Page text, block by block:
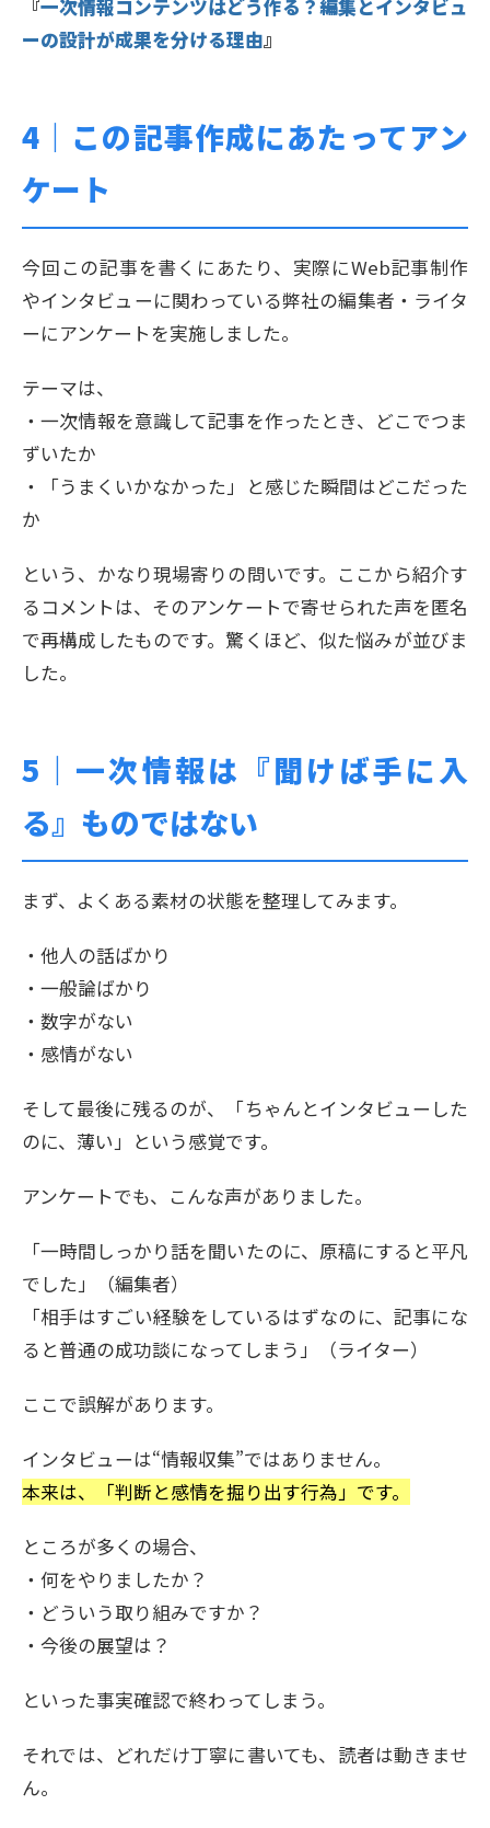
『一次情報コンテンツはどう作る？編集とインタビュ
ーの設計が成果を分ける理由』
4｜ この記事作成にあたってアン
ケート
今回この記事を書くにあたり、実際にWeb記事制作
やインタビューに関わっている弊社の編集者・ライタ
ーにアンケートを実施しました。
テーマは、
・一次情報を意識して記事を作ったとき、どこでつま
ずいたか
・「うまくいかなかった」と感じた瞬間はどこだった
か
という、かなり現場寄りの問いです。ここから紹介す
るコメントは、そのアンケートで寄せられた声を匿名
で再構成したものです。驚くほど、似た悩みが並びま
した。
5｜ 一次情報は『聞けば手に入
る』ものではない
まず、よくある素材の状態を整理してみます。
・他人の話ばかり
・一般論ばかり
・数字がない
・感情がない
そして最後に残るのが、「ちゃんとインタビューした
のに、薄い」という感覚です。
アンケートでも、こんな声がありました。
「一時間しっかり話を聞いたのに、原稿にすると平凡
でした」（編集者）
「相手はすごい経験をしているはずなのに、記事にな
ると普通の成功談になってしまう」（ライター）
ここで誤解があります。
インタビューは“情報収集”ではありません。
本来は、「判断と感情を掘り出す行為」です。
ところが多くの場合、
・何をやりましたか？
・どういう取り組みですか？
・今後の展望は？
といった事実確認で終わってしまう。
それでは、どれだけ丁寧に書いても、読者は動きませ
ん。